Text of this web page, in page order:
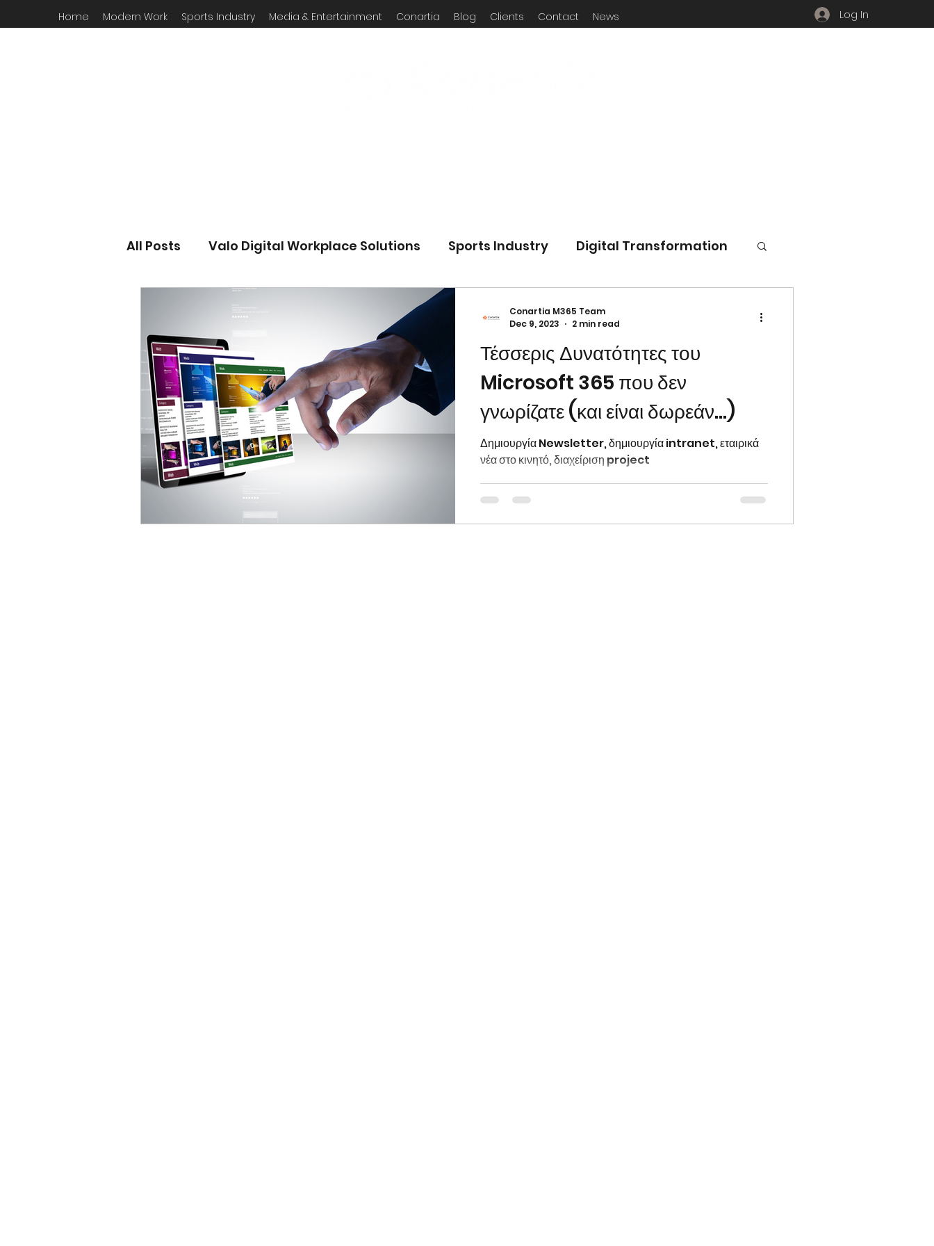
Home Modern Work Sports Industry Media & Entertainment Conartia Blog Clients Contact News Log In
All Posts Valo Digital Workplace Solutions Sports Industry Digital Transformation
Microsoft 365 Microsoft Teams
Microsoft Outlook Microsoft Sway SharePoint Online Microsoft Planner
Intranets Viva Connections Microsoft Viva Teams Mobile Microsoft Teams
Microsoft 365 Copilot
Τέσσερις Δυνατότητες του
Microsoft 365 που δεν
γνωρίζατε (και είναι δωρεάν...)
Δημιουργία Newsletter, δημιουργία intranet, εταιρικά
νέα στο κινητό, διαχείριση project
Conartia M365 Team
Dec 9, 2023
2 min read